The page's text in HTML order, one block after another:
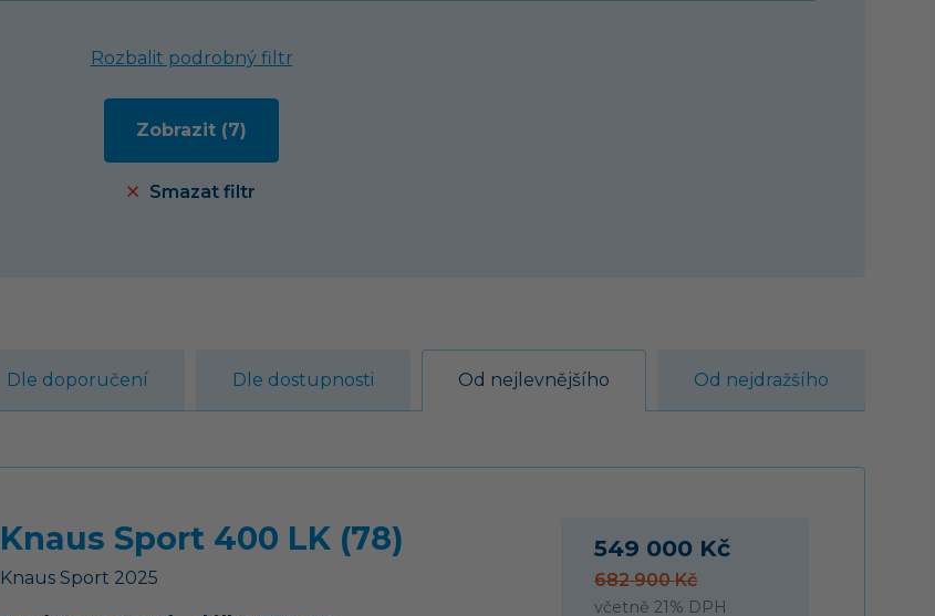
Rozbalit podrobný filtr
Smazat filtr
Dle doporučení Dle dostupnosti Od nejlevnějšího Od nejdražšího
Knaus Sport 400 LK (78)
Knaus Sport 2025
549 000 Kč
682 900 Kč
včetně 21% DPH